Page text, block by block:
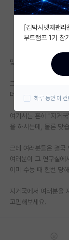
자유 게시판(
미국 유학 게
미국 대학원
대학원생 모집
연구실(PI) 홍
석박사 채용
임용 정보 게
학부 인턴 게
취업 게시판
맞습니다. 학벌보다
그러나, 대체로 비례
더 잘하겠죠.
여기서는 흔히 "지거
을 하시는데, 물론 맞
근데 여러분들은 결국
여러분이 그 연구실에
이미 수능 때 한번 당
지거국에서 여러분을
고민해보세요.
[김박사넷재팬
부트캠프 1기 참
하루 동안 이 컨